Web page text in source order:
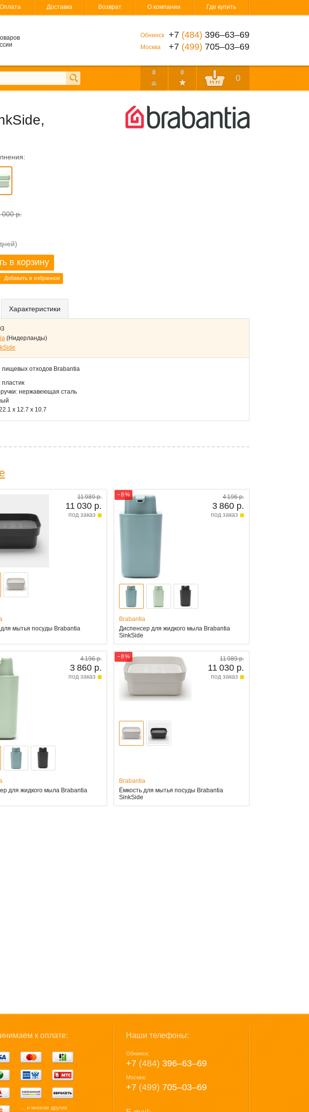
Оплата Доставка Возврат О компании Где купить
Обнинск +7 (484) 396‒63‒69
Москва +7 (499) 705‒03‒69
0 0
0
000 р.
в корзину
Добавить в избранное
Характеристики
(Нидерланды)
пищевых отходов Brabantia
нержавеющая сталь
x 12.7 x 10.7
11 989 р.
11 030 р.
под заказ
для мытья посуды Brabantia
− 8 % 4 196 р.
3 860 р.
под заказ
Brabantia
Диспенсер для жидкого мыла Brabantia
SinkSide
4 196 р.
3 860 р.
под заказ
для жидкого мыла Brabantia
− 8 % 11 989 р.
11 030 р.
под заказ
Brabantia
Ёмкость для мытья посуды Brabantia
SinkSide
к оплате:
... и многие другие
Наши телефоны:
Обнинск:
+7 (484) 396‒63‒69
Москва:
+7 (499) 705‒03‒69